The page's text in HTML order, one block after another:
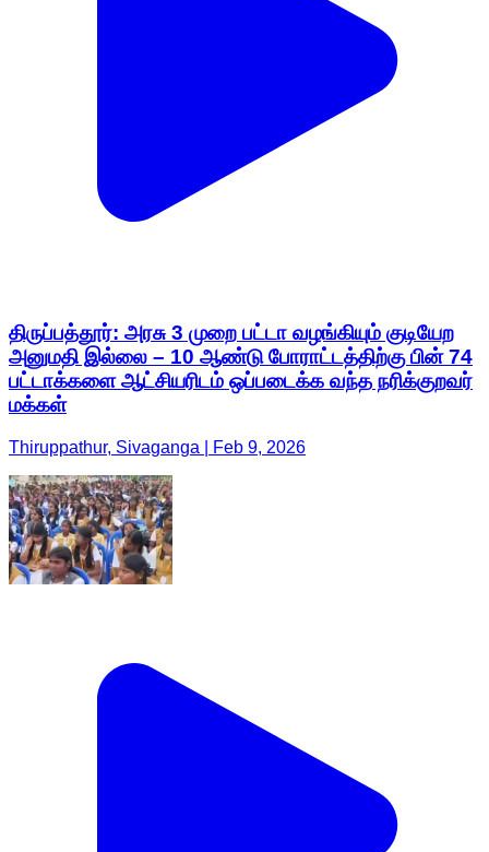
திருப்பத்தூர்: அரசு 3 முறை பட்டா வழங்கியும் குடியேற
அனுமதி இல்லை – 10 ஆண்டு போராட்டத்திற்கு பின் 74
பட்டாக்களை ஆட்சியரிடம் ஒப்படைக்க வந்த நரிக்குறவர்
மக்கள்
Thiruppathur, Sivaganga | Feb 9, 2026